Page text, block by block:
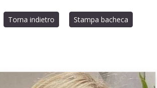
Torna indietro Stampa bacheca